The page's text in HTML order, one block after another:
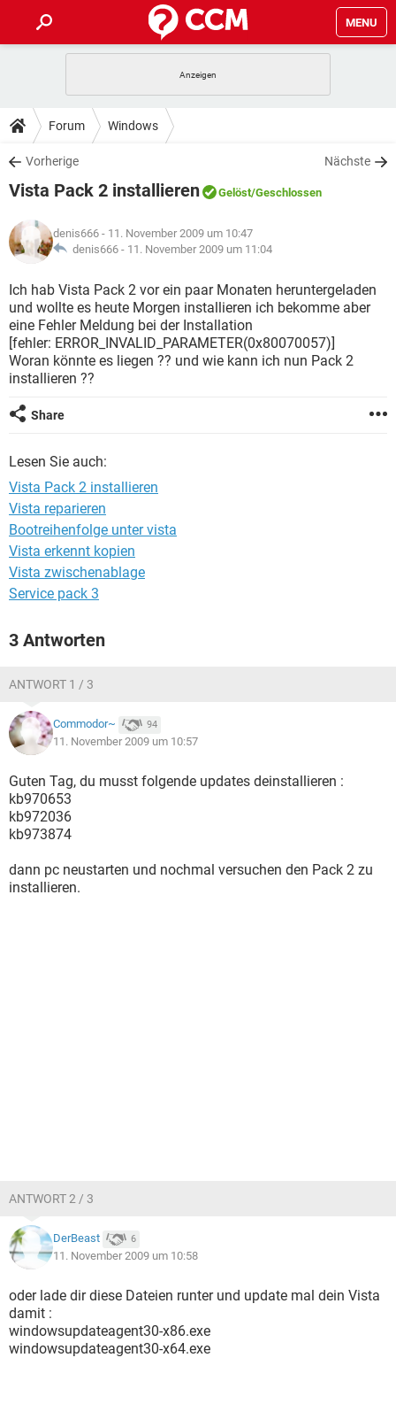
MENU
ANDROID
WINDOWS 10
WHATSAPP TIKTOK
FACEBOOK
TIPPS & TRICKS
SPIELE
WHATSAPP TIKTOK
DOWNLOADS
SPIELE STREAMING
ANDROID
WINDOWS 10 INSTAGRAM
WHATSAPP TIKTOK
FACEBOOK HARDWARE
SPIELE STREAMING
WINDOWS 10 INSTAGRAM
WHATSAPP TIKTOK
FACEBOOK HARDWARE
LEXIKON
SPIELE STREAMING
ANDROID IOS
WINDOWS 10 INSTAGRAM
WHATSAPP
FACEBOOK
Forum Windows
Vorherige Nächste
Vista Pack 2 installieren Gelöst/Geschlossen
denis666 - 11. November 2009 um 10:47
denis666 - 11. November 2009 um 11:04
Ich hab Vista Pack 2 vor ein paar Monaten heruntergeladen
und wollte es heute Morgen installieren ich bekomme aber
eine Fehler Meldung bei der Installation
[fehler: ERROR_INVALID_PARAMETER(0x80070057)]
Woran könnte es liegen ?? und wie kann ich nun Pack 2
installieren ??
Share
Lesen Sie auch:
Vista Pack 2 installieren
Vista reparieren
Bootreihenfolge unter vista
Vista erkennt kopien
Vista zwischenablage
Service pack 3
3 Antworten
ANTWORT 1 / 3
Commodor~ 94
11. November 2009 um 10:57
Guten Tag, du musst folgende updates deinstallieren :
kb970653
kb972036
kb973874
dann pc neustarten und nochmal versuchen den Pack 2 zu
installieren.
ANTWORT 2 / 3
DerBeast 6
11. November 2009 um 10:58
oder lade dir diese Dateien runter und update mal dein Vista
damit :
windowsupdateagent30-x86.exe
windowsupdateagent30-x64.exe